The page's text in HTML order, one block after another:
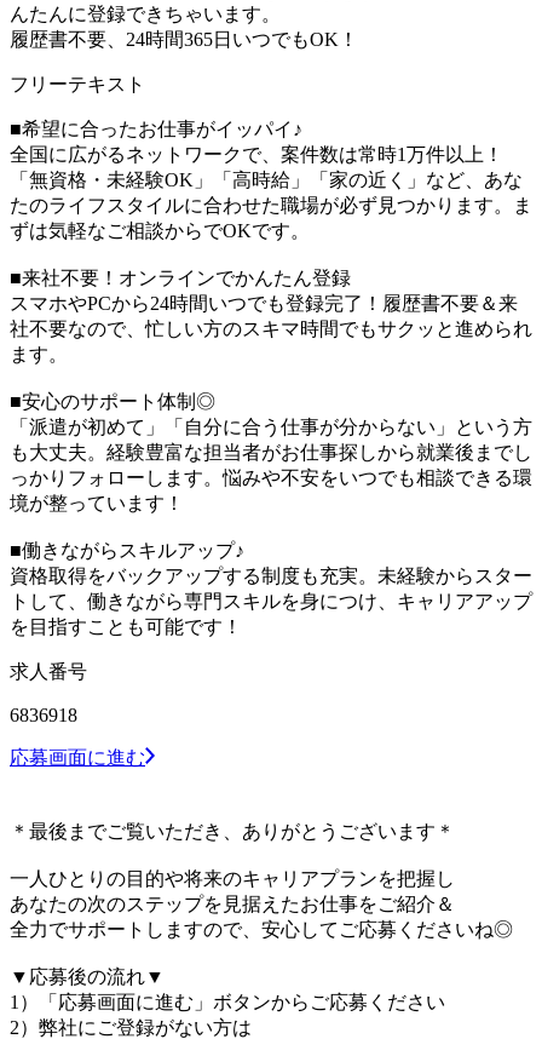
んたんに登録できちゃいます。
履歴書不要、24時間365日いつでもOK！
フリーテキスト
■希望に合ったお仕事がイッパイ♪
全国に広がるネットワークで、案件数は常時1万件以上！
「無資格・未経験OK」「高時給」「家の近く」など、あな
たのライフスタイルに合わせた職場が必ず見つかります。ま
ずは気軽なご相談からでOKです。
■来社不要！オンラインでかんたん登録
スマホやPCから24時間いつでも登録完了！履歴書不要＆来
社不要なので、忙しい方のスキマ時間でもサクッと進められ
ます。
■安心のサポート体制◎
「派遣が初めて」「自分に合う仕事が分からない」という方
も大丈夫。経験豊富な担当者がお仕事探しから就業後までし
っかりフォローします。悩みや不安をいつでも相談できる環
境が整っています！
■働きながらスキルアップ♪
資格取得をバックアップする制度も充実。未経験からスター
トして、働きながら専門スキルを身につけ、キャリアアップ
を目指すことも可能です！
求人番号
6836918
応募画面に進む
＊最後までご覧いただき、ありがとうございます＊
一人ひとりの目的や将来のキャリアプランを把握し
あなたの次のステップを見据えたお仕事をご紹介＆
全力でサポートしますので、安心してご応募くださいね◎
▼応募後の流れ▼
1）「応募画面に進む」ボタンからご応募ください
2）弊社にご登録がない方は